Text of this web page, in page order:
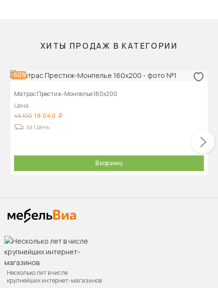
ХИТЫ ПРОДАЖ В КАТЕГОРИИ
-60%
Матрас Престиж-Монпелье 160х200
Цена
45 100 18 040
за 1 день
В корзину
Несколько лет в числе
крупнейших интернет-магазинов